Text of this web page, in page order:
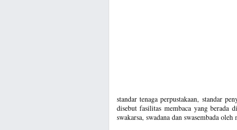
standar tenaga perpustakaan, standar
disebut fasilitas membaca yang berada
swakarsa, swadana dan swasembada oleh